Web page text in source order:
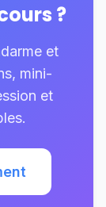
?
et
mini-
et